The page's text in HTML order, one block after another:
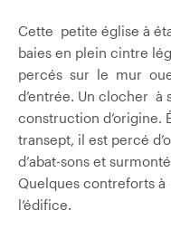
Cette petite église à
baies en plein cintre
percés sur le mur
d’entrée. Un clocher
construction d’origine.
transept, il est percé
d’abat-sons et
Quelques contreforts
l’édifice.